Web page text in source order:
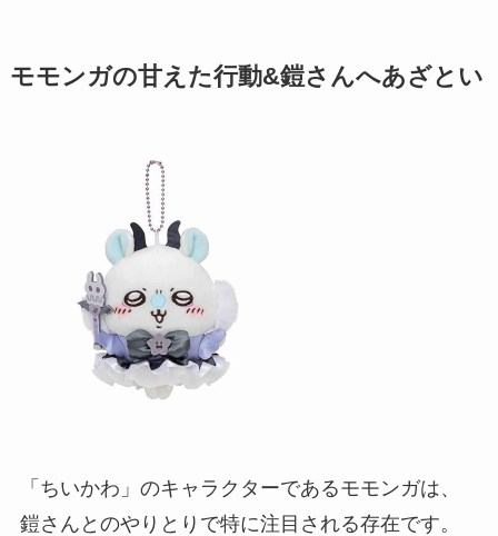
モモンガの甘えた行動&鎧さんへあざとい
「ちいかわ」のキャラクターであるモモンガは、
鎧さんとのやりとりで特に注目される存在です。